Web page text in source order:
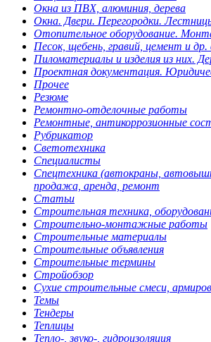
Окна из ПВХ, алюминия, дерева
Окна. Двери. Перегородки.
Отопительное оборудование.
Песок, щебень, гравий, цемент и
Пиломатериалы и изделия из них.
Проектная документация.
Прочее
Резюме
Ремонтно-отделочные работы
Ремонтные, антикоррозионные
Рубрикатор
Светотехника
Специалисты
Спецтехника (автокраны,
продажа, аренда, ремонт
Статьи
Строительная техника,
Строительно-монтажные работы
Строительные материалы
Строительные объявления
Строительные термины
Стройобзор
Сухие строительные смеси,
Темы
Тендеры
Теплицы
Тепло-, звуко-, гидроизоляция